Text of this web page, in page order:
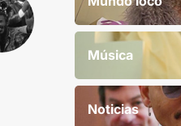
Música
Noticias